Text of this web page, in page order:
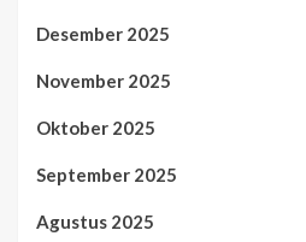
Desember 2025
November 2025
Oktober 2025
September 2025
Agustus 2025